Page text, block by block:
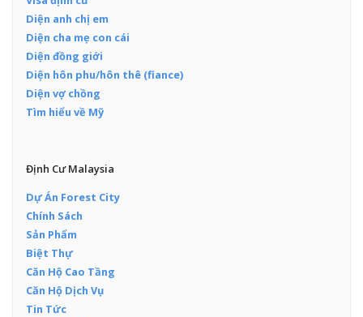
Diện anh chị em
Diện cha mẹ con cái
Diện đồng giới
Diện hôn phu/hôn thê (fiance)
Diện vợ chồng
Tìm hiểu về Mỹ
Định Cư Malaysia
Dự Án Forest City
Chính Sách
Sản Phẩm
Biệt Thự
Căn Hộ Cao Tầng
Căn Hộ Dịch Vụ
Tin Tức